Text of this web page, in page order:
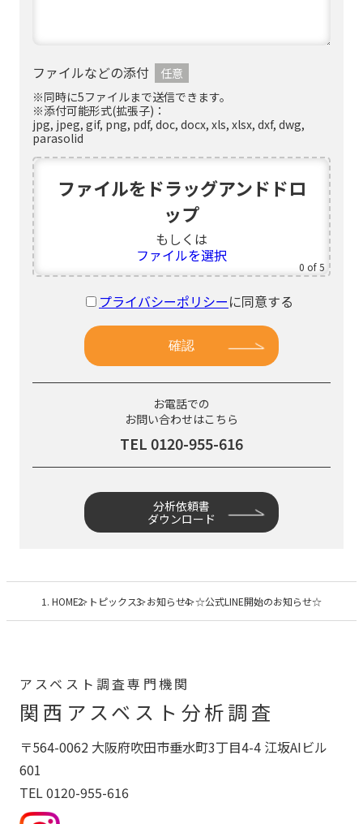
ファイルなどの添付
任意
※同時に5ファイルまで送信できます。
※添付可能形式(拡張子)：
jpg, jpeg, gif, png, pdf, doc, docx, xls, xlsx, dxf, dwg,
parasolid
ファイルをドラッグアンドドロ
ップ
もしくは
ファイルを選択
0 of 5
プライバシーポリシーに同意する
お電話での
お問い合わせはこちら
TEL 0120-955-616
分析依頼書
ダウンロード
HOME トピックス お知らせ ☆公式LINE開始のお知らせ☆
アスベスト調査専門機関
関西アスベスト分析調査
〒564-0062 大阪府吹田市垂水町3丁目4-4 江坂AIビル
601
TEL 0120-955-616